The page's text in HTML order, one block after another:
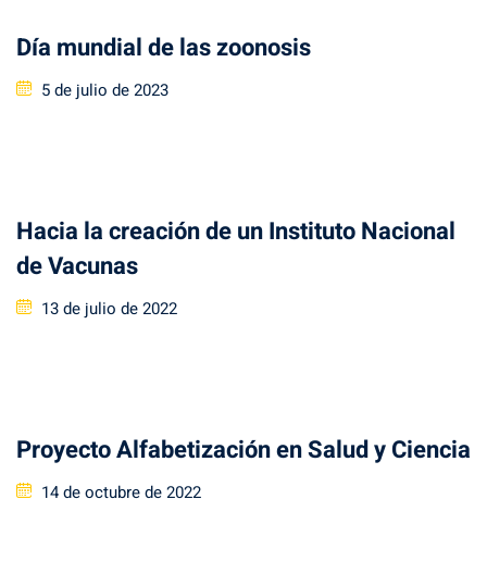
Día mundial de las zoonosis
Posted
5 de julio de 2023
Hacia la creación de un Instituto Nacional
de Vacunas
Posted
13 de julio de 2022
Proyecto Alfabetización en Salud y Ciencia
Posted
14 de octubre de 2022